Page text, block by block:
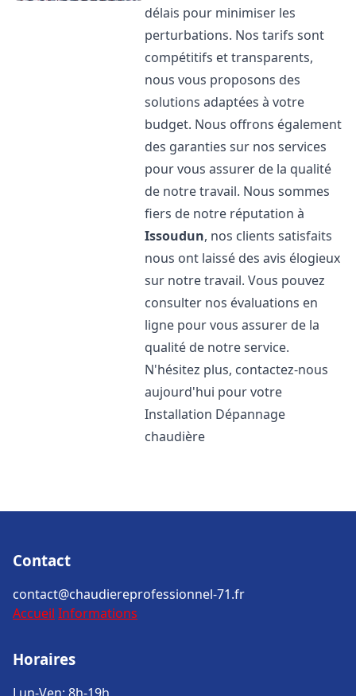
délais pour minimiser les
perturbations. Nos tarifs sont
compétitifs et transparents,
nous vous proposons des
solutions adaptées à votre
budget. Nous offrons également
des garanties sur nos services
pour vous assurer de la qualité
de notre travail. Nous sommes
fiers de notre réputation à
Issoudun, nos clients satisfaits
nous ont laissé des avis élogieux
sur notre travail. Vous pouvez
consulter nos évaluations en
ligne pour vous assurer de la
qualité de notre service.
N'hésitez plus, contactez-nous
aujourd'hui pour votre
Installation Dépannage
chaudière
Contact
contact@chaudiereprofessionnel-71.fr
Accueil Informations
Horaires